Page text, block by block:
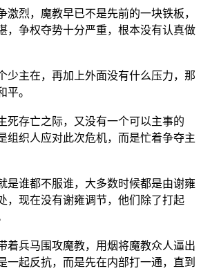
烈，魔教早已不是先前的一块铁板，
，争权夺势十分严重，根本没有认真做
少主在，再加上外面没有什么压力，那
平。
死存亡之际，又没有一个可以主事的
组织人应对此次危机，而是忙着争夺主
是谁都不服谁，大多数时候都是由谢雍
，现在没有谢雍调节，他们除了打起
着兵马围攻魔教，用烟将魔教众人逼出
一起反抗，而是先在内部打一通，直到